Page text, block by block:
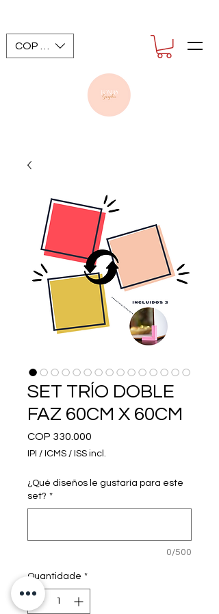
COP ($)
SET TRÍO DOBLE
FAZ 60CM X 60CM
COP 330.000
IPI / ICMS / ISS incl.
¿Qué diseños le gustaría para este
set? *
0/500
Quantidade *